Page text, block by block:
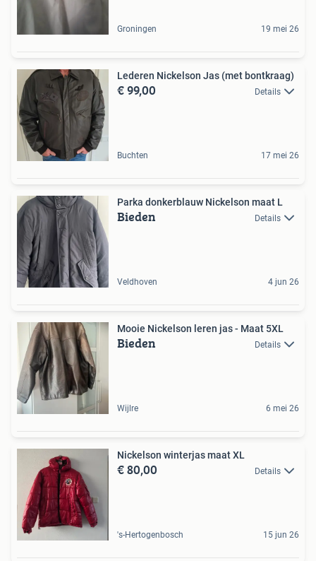
Groningen 19 mei 26
Lederen Nickelson Jas (met bontkraag)
€ 99,00 Details
Buchten 17 mei 26
Parka donkerblauw Nickelson maat L
Bieden Details
Veldhoven 4 jun 26
Mooie Nickelson leren jas - Maat 5XL
Bieden Details
Wijlre 6 mei 26
Nickelson winterjas maat XL
€ 80,00 Details
's-Hertogenbosch 15 jun 26